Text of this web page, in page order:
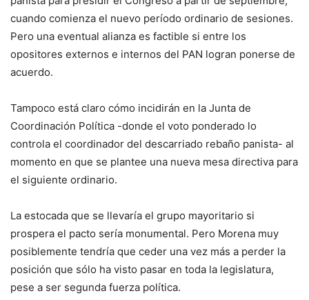
cuando comienza el nuevo período ordinario de sesiones.
Pero una eventual alianza es factible si entre los
opositores externos e internos del PAN logran ponerse de
acuerdo.
Tampoco está claro cómo incidirán en la Junta de
Coordinación Política -donde el voto ponderado lo
controla el coordinador del descarriado rebaño panista- al
momento en que se plantee una nueva mesa directiva para
el siguiente ordinario.
La estocada que se llevaría el grupo mayoritario si
prospera el pacto sería monumental. Pero Morena muy
posiblemente tendría que ceder una vez más a perder la
posición que sólo ha visto pasar en toda la legislatura,
pese a ser segunda fuerza política.